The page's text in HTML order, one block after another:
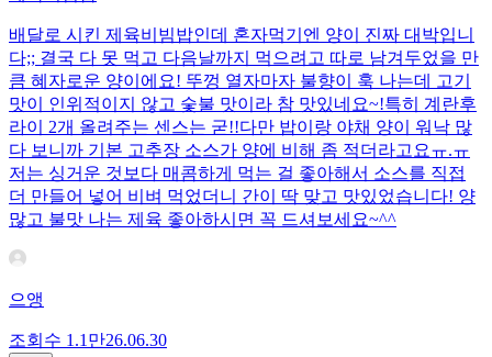
배달로 시킨 제육비빔밥인데 혼자먹기엔 양이 진짜 대박입니
다;; 결국 다 못 먹고 다음날까지 먹으려고 따로 남겨두었을 만
큼 혜자로운 양이에요! 뚜껑 열자마자 불향이 훅 나는데 고기
맛이 인위적이지 않고 숯불 맛이라 참 맛있네요~!특히 계란후
라이 2개 올려주는 센스는 굳!! ​다만 밥이랑 야채 양이 워낙 많
다 보니까 기본 고추장 소스가 양에 비해 좀 적더라고요ㅠ.ㅠ
저는 싱거운 것보다 매콤하게 먹는 걸 좋아해서 소스를 직접
더 만들어 넣어 비벼 먹었더니 간이 딱 맞고 맛있었습니다! 양
많고 불맛 나는 제육 좋아하시면 꼭 드셔보세요~^^
으앵
조회수 1.1만26.06.30